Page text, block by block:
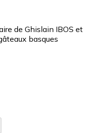
de Ghislain IBOS et
basques